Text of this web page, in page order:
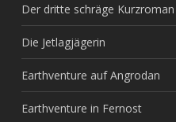
Der dritte schräge Kurzroman
Die Jetlagjägerin
Earthventure auf Angrodan
Earthventure in Fernost